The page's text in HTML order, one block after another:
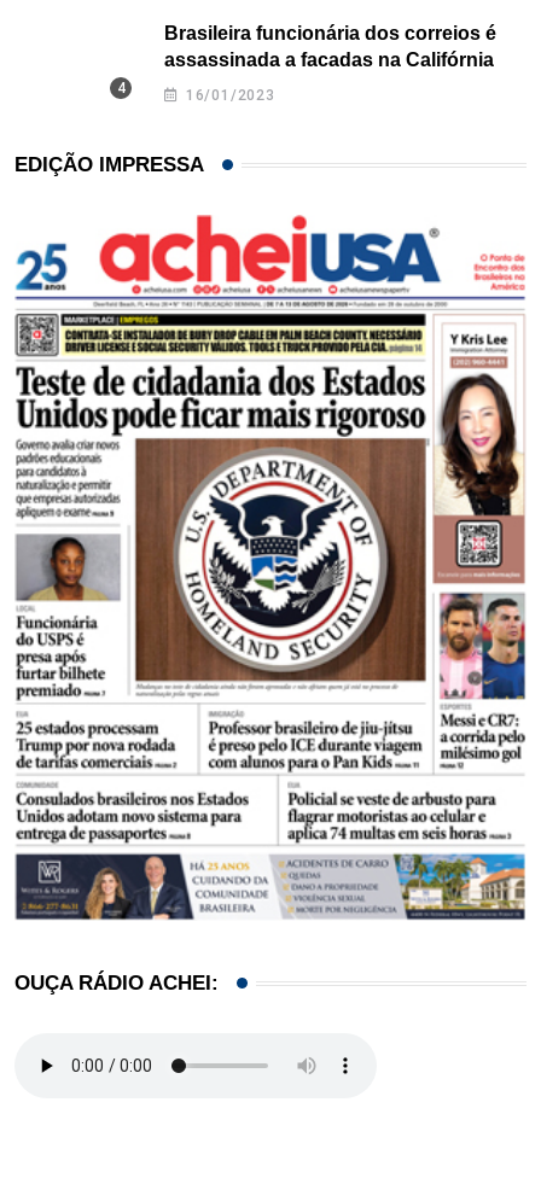
Brasileira funcionária dos correios é
assassinada a facadas na Califórnia
16/01/2023
EDIÇÃO IMPRESSA
OUÇA RÁDIO ACHEI: